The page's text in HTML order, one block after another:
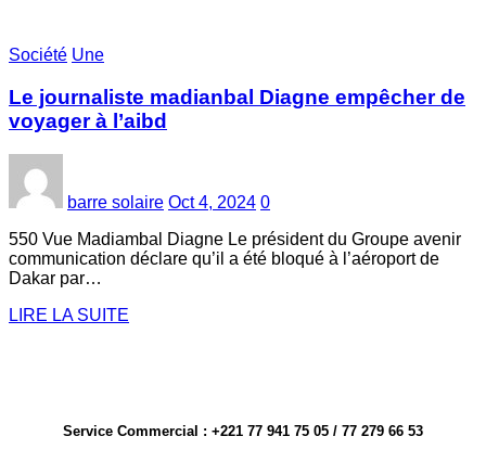
Société Une
Le journaliste madianbal Diagne empêcher de
voyager à l’aibd
barre solaire Oct 4, 2024 0
550 Vue Madiambal Diagne Le président du Groupe avenir
communication déclare qu’il a été bloqué à l’aéroport de
Dakar par…
LIRE LA SUITE
Service Commercial : +221 77 941 75 05 / 77 279 66 53